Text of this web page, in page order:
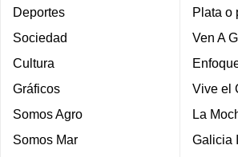
Deportes
Sociedad
Cultura
Gráficos
Somos Agro
Somos Mar
Plata o
Ven A
Vive el
La
Galicia